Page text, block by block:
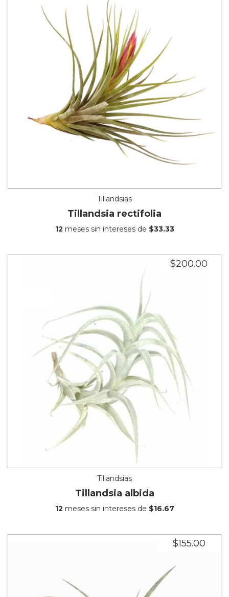
Tillandsias
Tillandsia rectifolia
12 meses sin intereses de $33.33
$200.00
Tillandsias
Tillandsia albida
12 meses sin intereses de $16.67
$155.00